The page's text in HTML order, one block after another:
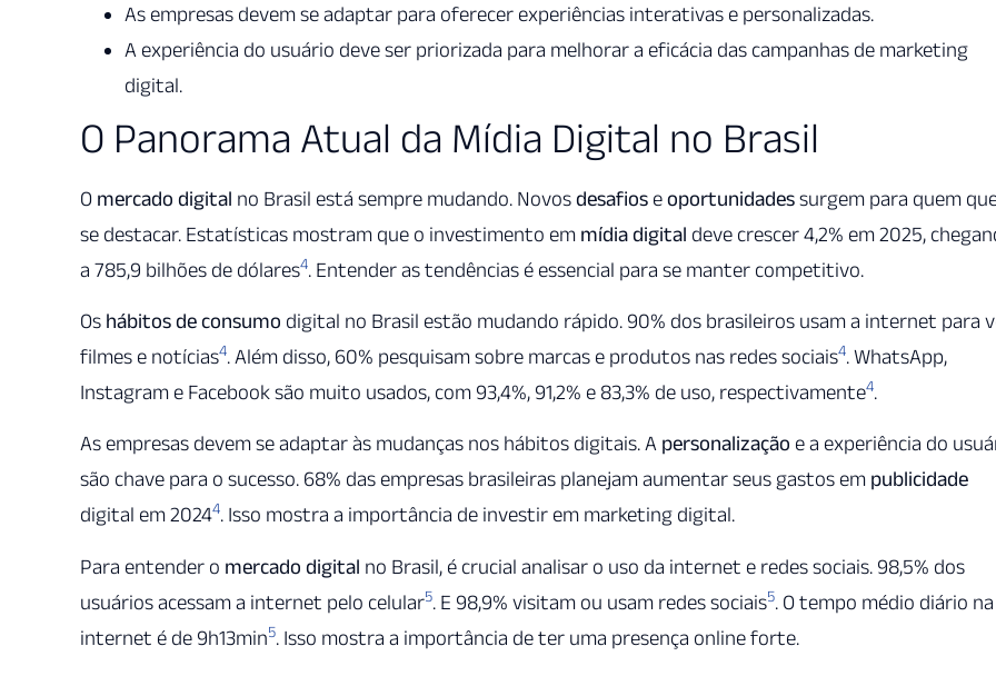
As empresas devem se adaptar para oferecer experiências interativas e personalizadas.
A experiência do usuário deve ser priorizada para melhorar a eficácia das campanhas de marketing
digital.
O Panorama Atual da Mídia Digital no Brasil
O mercado digital no Brasil está sempre mudando. Novosdesafios eoportunidadessurgem para quem
se destacar. Estatísticas mostram que o investimento em mídia digital deve crescer 4,2% em 2025,
a 785,9 bilhões de dólares4. Entender as tendências é essencial para se manter competitivo.
Os hábitos de consumo digital no Brasil estão mudando rápido. 90% dos brasileiros usam a internet para
filmes e notícias4. Além disso, 60% pesquisam sobre marcas e produtos nas redes sociais4. WhatsApp,
Instagram e Facebook são muito usados, com 93,4%, 91,2% e 83,3% de uso, respectivamente4.
As empresas devem se adaptar às mudanças nos hábitos digitais. A personalização e a experiência do
são chave para o sucesso. 68% das empresas brasileiras planejam aumentar seus gastos em publicidade
digital em 20244. Isso mostra a importância de investir em marketing digital.
Para entender o mercado digital no Brasil, é crucial analisar o uso da internet e redes sociais. 98,5% dos
usuários acessam a internet pelo celular5. E 98,9% visitam ou usam redes sociais5. O tempo médio diário na
internet é de 9h13min5. Isso mostra a importância de ter uma presença online forte.